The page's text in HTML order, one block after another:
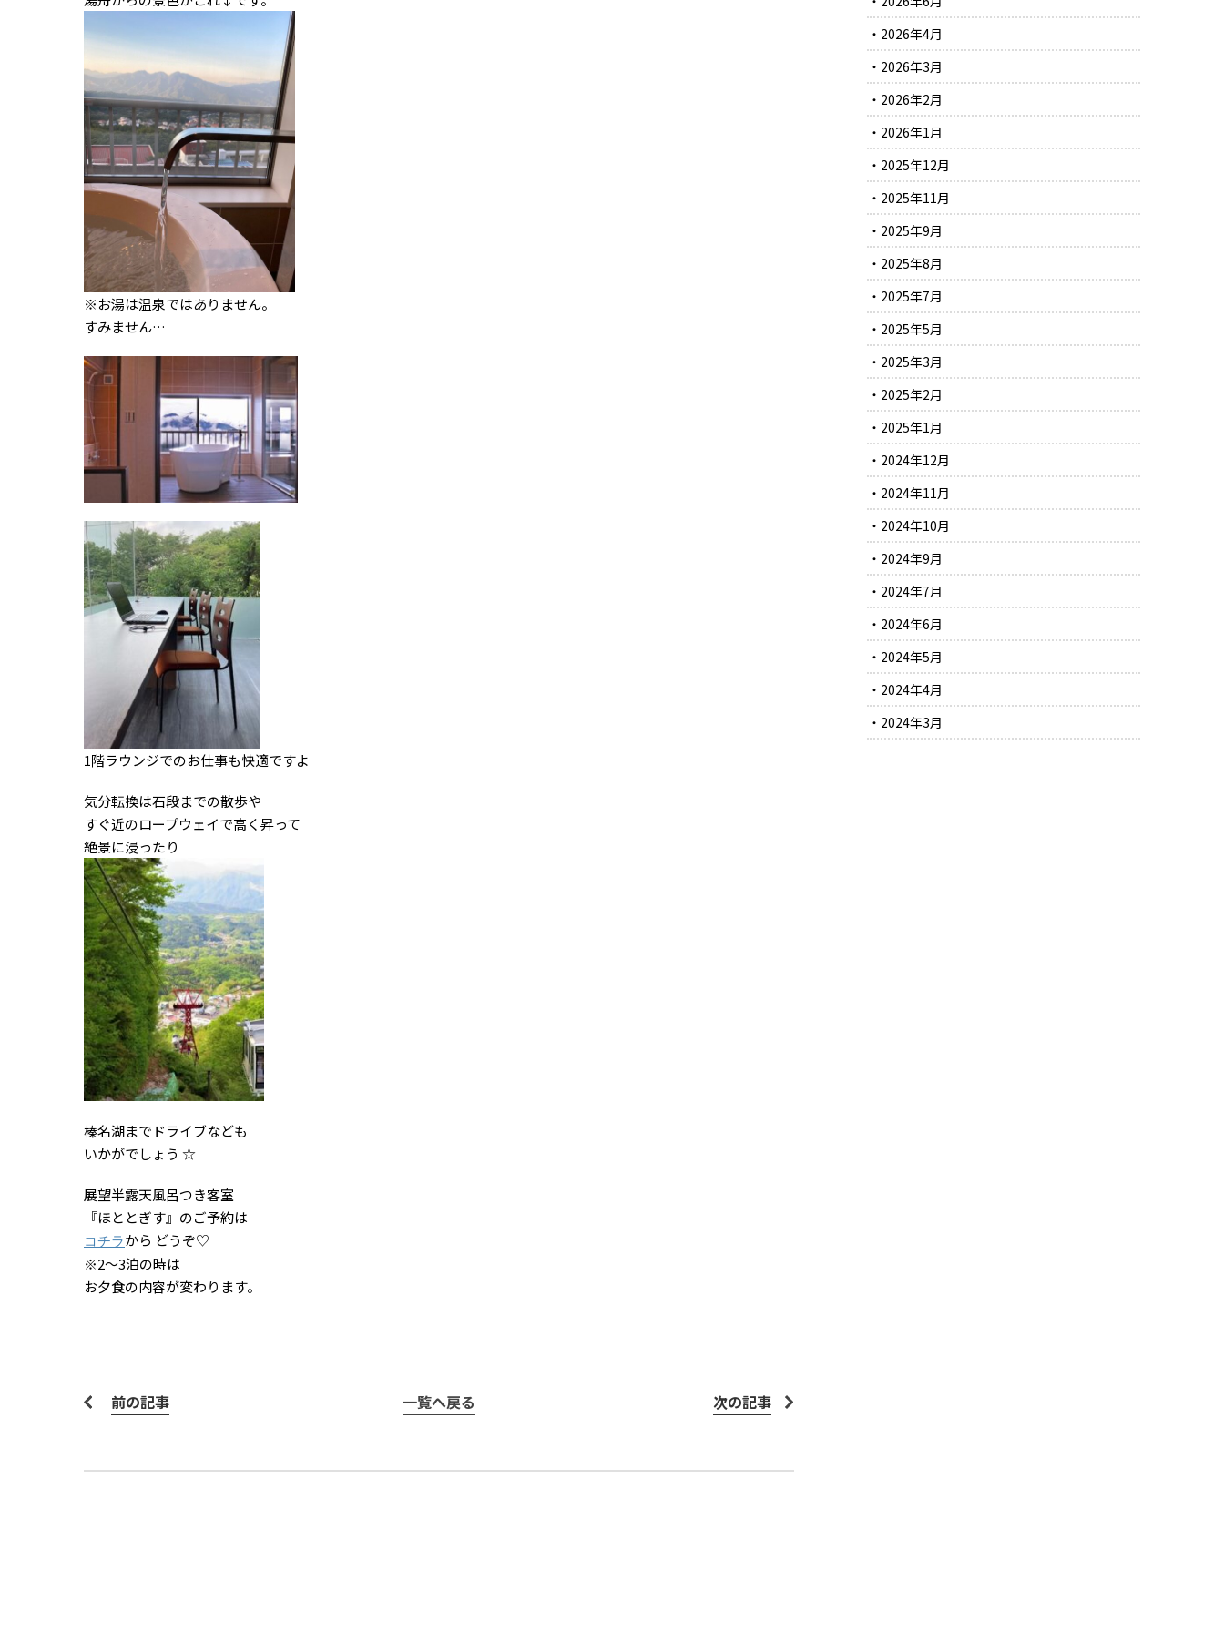
※お湯は温泉ではありません。
すみません…
1階ラウンジでのお仕事も快適ですよ
気分転換は石段までの散歩や
すぐ近のロープウェイで高く昇って
絶景に浸ったり
榛名湖までドライブなども
いかがでしょう ☆
展望半露天風呂つき客室
『ほととぎす』のご予約は
コチラから どうぞ♡
※2～3泊の時は
お夕食の内容が変わります。
前の記事 一覧へ戻る 次の記事
2026年4月
2026年3月
2026年2月
2026年1月
2025年12月
2025年11月
2025年9月
2025年8月
2025年7月
2025年5月
2025年3月
2025年2月
2025年1月
2024年12月
2024年11月
2024年10月
2024年9月
2024年7月
2024年6月
2024年5月
2024年4月
2024年3月